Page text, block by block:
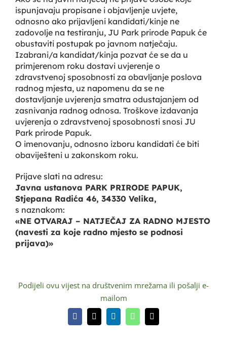
ispunjavaju propisane i objavljenje uvjete,
odnosno ako prijavljeni kandidati/kinje ne
zadovolje na testiranju, JU Park prirode Papuk će
obustaviti postupak po javnom natječaju.
Izabrani/a kandidat/kinja pozvat će se da u
primjerenom roku dostavi uvjerenje o
zdravstvenoj sposobnosti za obavljanje poslova
radnog mjesta, uz napomenu da se ne
dostavljanje uvjerenja smatra odustajanjem od
zasnivanja radnog odnosa. Troškove izdavanja
uvjerenja o zdravstvenoj sposobnosti snosi JU
Park prirode Papuk.
O imenovanju, odnosno izboru kandidati će biti
obaviješteni u zakonskom roku.
Prijave slati na adresu:
Javna ustanova PARK PRIRODE PAPUK,
Stjepana Radića 46, 34330 Velika,
s naznakom:
«NE OTVARAJ – NATJEČAJ ZA RADNO MJESTO
(navesti za koje radno mjesto se podnosi
prijava)»
Podijeli ovu vijest na društvenim mrežama ili pošalji e-
mailom
Facebook
X LinkedInWhatsApp
Email: